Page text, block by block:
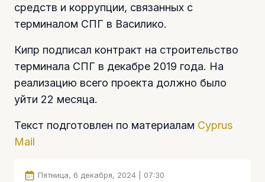
средств и коррупции, связанных с
терминалом СПГ в Василико.
Кипр подписал контракт на строительство
терминала СПГ в декабре 2019 года. На
реализацию всего проекта должно было
уйти 22 месяца.
Текст подготовлен по материалам Cyprus
Mail
Пятница, 6 декабря, 2024 | 07:30